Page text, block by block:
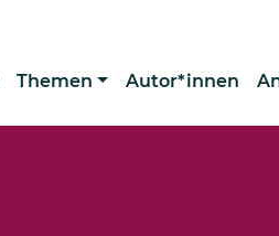
Themen Autor*innen